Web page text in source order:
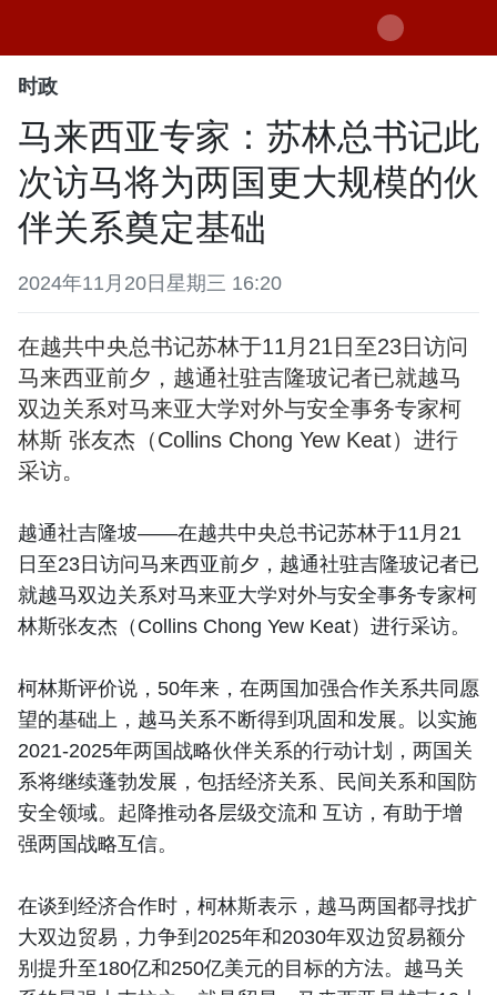
时政
马来西亚专家：苏林总书记此
次访马将为两国更大规模的伙
伴关系奠定基础
2024年11月20日星期三 16:20
在越共中央总书记苏林于11月21日至23日访问
马来西亚前夕，越通社驻吉隆玻记者已就越马
双边关系对马来亚大学对外与安全事务专家柯
林斯 张友杰（Collins Chong Yew Keat）进行
采访。
越通社吉隆坡——在越共中央总书记苏林于11月21
日至23日访问马来西亚前夕，越通社驻吉隆玻记者已
就越马双边关系对马来亚大学对外与安全事务专家柯
林斯张友杰（Collins Chong Yew Keat）进行采访。
柯林斯评价说，50年来，在两国加强合作关系共同愿
望的基础上，越马关系不断得到巩固和发展。以实施
2021-2025年两国战略伙伴关系的行动计划，两国关
系将继续蓬勃发展，包括经济关系、民间关系和国防
安全领域。起降推动各层级交流和 互访，有助于增
强两国战略互信。
在谈到经济合作时，柯林斯表示，越马两国都寻找扩
大双边贸易，力争到2025年和2030年双边贸易额分
别提升至180亿和250亿美元的目标的方法。越马关